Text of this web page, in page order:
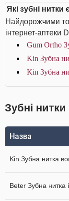
Які зубні
Найдорожчими
інтернет-аптеки
Gum Ortho
Kin Зубна
Kin Зубна
Зубні нитки
Назва
Kin Зубна нитка
Beter Зубна нитка